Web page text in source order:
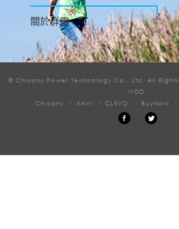
關於群電 +
© Chicony Power Technology Co., Ltd. All
WDD
Chicony
XAVi CLEVO BuyNow